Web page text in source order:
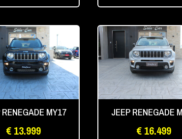
MY17
€ 13.999
JEEP RENEGADE
€ 16.499